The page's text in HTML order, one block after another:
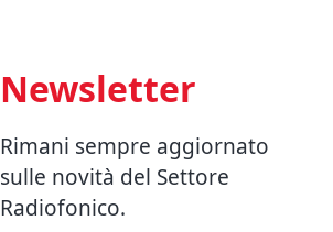
Newsletter
Rimani sempre aggiornato
sulle novità del Settore
Radiofonico.